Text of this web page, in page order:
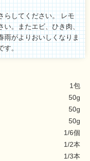
らしてください。 レモ
い。またエビ、ひき肉、
雨がよりおいしくなりま
す。
1包
50g
50g
50g
1/6個
1/2本
1/3本